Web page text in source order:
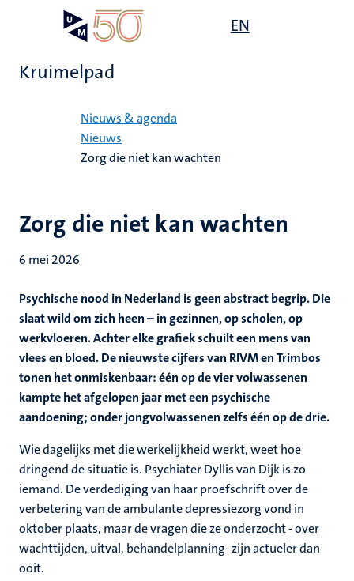
EN
Kruimelpad
Nieuws & agenda
Nieuws
Zorg die niet kan wachten
Zorg die niet kan wachten
6 mei 2026
Psychische nood in Nederland is geen abstract begrip. Die
slaat wild om zich heen – in gezinnen, op scholen, op
werkvloeren. Achter elke grafiek schuilt een mens van
vlees en bloed. De nieuwste cijfers van RIVM en Trimbos
tonen het onmiskenbaar: één op de vier volwassenen
kampte het afgelopen jaar met een psychische
aandoening; onder jongvolwassenen zelfs één op de drie.
Wie dagelijks met die werkelijkheid werkt, weet hoe
dringend de situatie is. Psychiater Dyllis van Dijk is zo
iemand. De verdediging van haar proefschrift over de
verbetering van de ambulante depressiezorg vond in
oktober plaats, maar de vragen die ze onderzocht - over
wachttijden, uitval, behandelplanning- zijn actueler dan
ooit.